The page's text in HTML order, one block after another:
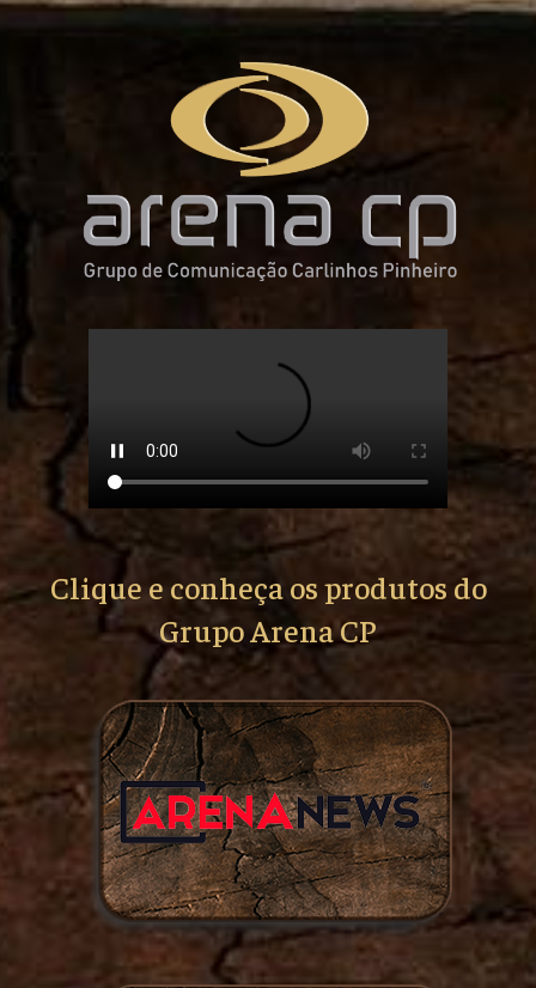
Clique e conheça os produtos do
Grupo Arena CP